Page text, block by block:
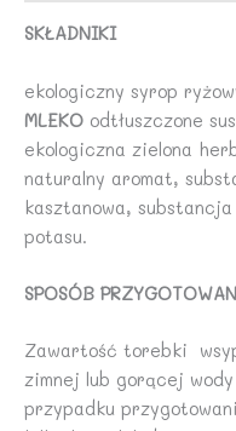
SKŁADNIKI
ekologiczny syrop
MLEKO odtłuszczone
ekologiczna zielona
naturalny aromat,
kasztanowa,
potasu.
SPOSÓB
Zawartość torebki
zimnej lub gorącej
przypadku